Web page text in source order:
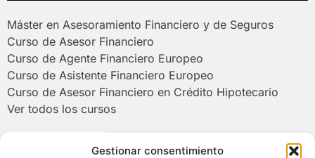
Gestionar consentimiento
Máster en Asesoramiento Financiero y de Seguros
Curso de Asesor Financiero
Curso de Agente Financiero Europeo
Curso de Asistente Financiero Europeo
Curso de Asesor Financiero en Crédito Hipotecario
Ver todos los cursos